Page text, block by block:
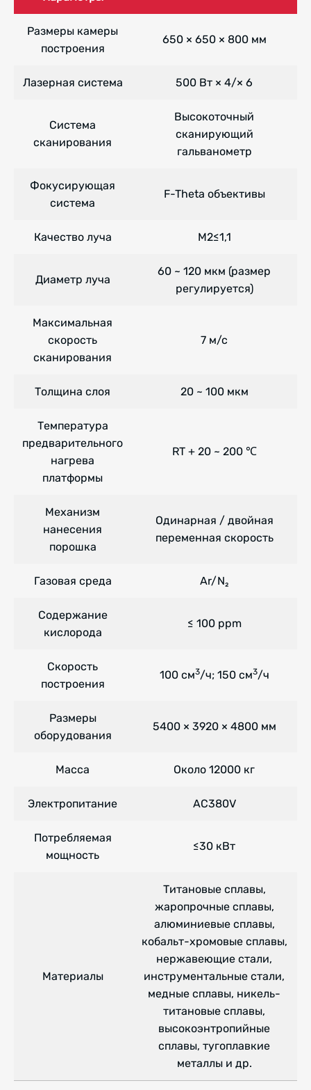
Размеры камеры
построения
650 × 650 × 800 мм
Лазерная система 500 Вт × 4/× 6
Система
сканирования
Высокоточный
сканирующий
гальванометр
Фокусирующая
система
F-Theta объективы
Качество луча M2≤1,1
Диаметр луча
60 ~ 120 мкм (размер
регулируется)
Максимальная
скорость
сканирования
7 м/с
Толщина слоя 20 ~ 100 мкм
Температура
предварительного
нагрева
платформы
RT + 20 ~ 200 ℃
Механизм
нанесения
порошка
Одинарная / двойная
переменная скорость
Газовая среда Ar/N₂
Содержание
кислорода
≤ 100 ppm
Скорость
построения
100 см3/ч; 150 см3/ч
Размеры
оборудования
5400 × 3920 × 4800 мм
Масса Около 12000 кг
Электропитание AC380V
Потребляемая
мощность
≤30 кВт
Материалы
Титановые сплавы,
жаропрочные сплавы,
алюминиевые сплавы,
кобальт-хромовые сплавы,
нержавеющие стали,
инструментальные стали,
медные сплавы, никель-
титановые сплавы,
высокоэнтропийные
сплавы, тугоплавкие
металлы и др.